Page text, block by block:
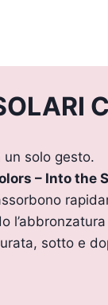
un solo gesto.
– Into the
sotto e